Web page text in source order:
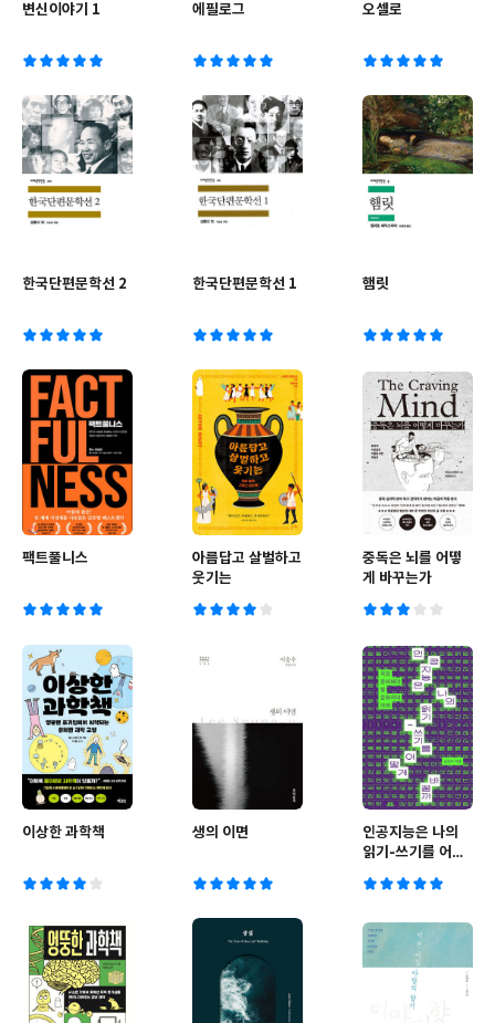
변신이야기 1 에필로그 오셀로
한국단편문학선 2 한국단편문학선 1 햄릿
팩트풀니스
아름답고 살벌하고
웃기는
중독은 뇌를 어떻
게 바꾸는가
이상한 과학책 생의 이면
인공지능은 나의
읽기-쓰기를 어떻